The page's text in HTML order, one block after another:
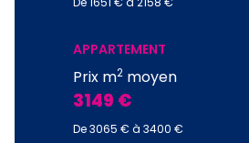
APPARTEMENT
Prix m2 moyen
3149 €
De 3065 € à 3400 €